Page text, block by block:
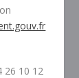
26 10 12